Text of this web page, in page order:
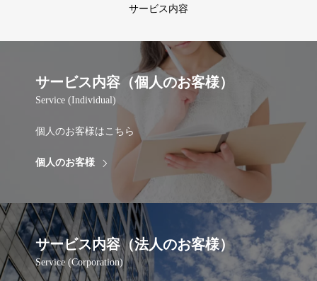
サービス内容
サービス内容（個人のお客様）
Service (Individual)
個人のお客様はこちら
個人のお客様
サービス内容（法人のお客様）
Service (Corporation)